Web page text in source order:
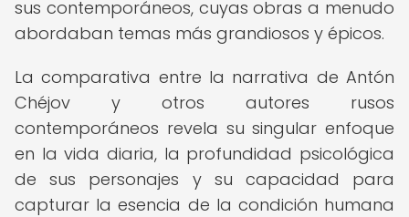
sus contemporáneos, cuyas obras a menudo
abordaban temas más grandiosos y épicos.
La comparativa entre la narrativa de Antón
Chéjov y otros autores rusos
contemporáneos revela su singular enfoque
en la vida diaria, la profundidad psicológica
de sus personajes y su capacidad para
capturar la esencia de la condición humana